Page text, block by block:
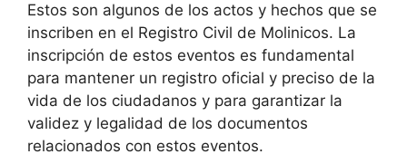
Estos son algunos de los actos y hechos que se
inscriben en el Registro Civil de Molinicos. La
inscripción de estos eventos es fundamental
para mantener un registro oficial y preciso de la
vida de los ciudadanos y para garantizar la
validez y legalidad de los documentos
relacionados con estos eventos.